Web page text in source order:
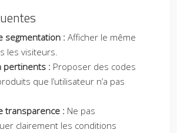
segmentation : Afficher le même
les visiteurs.
pertinents : Proposer des codes
que l’utilisateur n’a pas
transparence : Ne pas
clairement les conditions